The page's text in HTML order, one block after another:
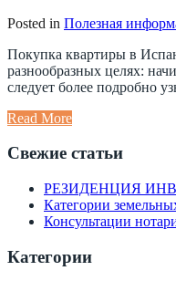
Posted in Полезная
Покупка квартиры в
разнообразных целях:
следует более подробно
Read More
Свежие статьи
РЕЗИДЕНЦИЯ
Категории
Консультации
Категории